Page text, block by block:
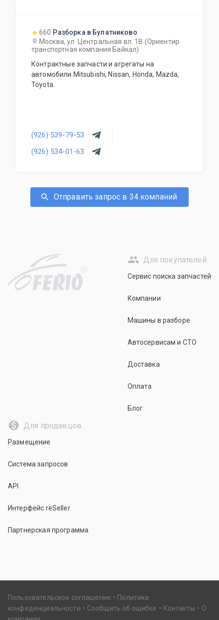
660 Разборка в Булатниково
Москва, ул. Центральная вл. 1В (Ориентир
транспортная компания Байкал)
Контрактные запчасти и агрегаты на
автомобили Mitsubishi, Nissan, Honda, Mazda,
Toyota.
(926) 539-79-53
(926) 534-01-63
Отправить запрос в 34 компаний
R
Для покупателей
Сервис поиска запчастей
Компании
Машины в разборе
Автосервисам и СТО
Доставка
Оплата
Блог
Для продавцов
Размещение
Система запросов
API
Интерфейс reSeller
Партнерская программа
Пользовательское соглашение
Политика
конфиденциальности
Сообщить об ошибке Контакты
О